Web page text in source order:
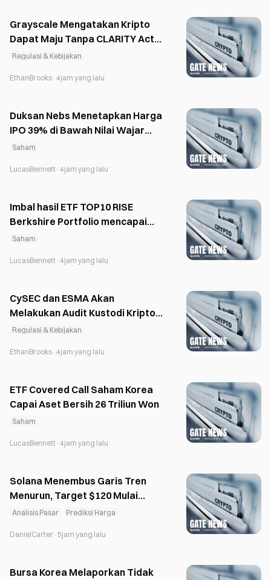
Grayscale Mengatakan Kripto
Dapat Maju Tanpa CLARITY Act
pada 2026
Regulasi & Kebijakan
EthanBrooks · 4jam yang lalu
Duksan Nebs Menetapkan Harga
IPO 39% di Bawah Nilai Wajar
setelah Peninjauan Pencatatan
Saham
LucasBennett · 4jam yang lalu
Imbal hasil ETF TOP10 RISE
Berkshire Portfolio mencapai
7,51% sejak awal tahun berkat
bernilai AS
Saham
LucasBennett · 4jam yang lalu
CySEC dan ESMA Akan
Melakukan Audit Kustodi Kripto
di Seluruh Siprus Mulai Paruh
Regulasi & Kebijakan
EthanBrooks · 4jam yang lalu
ETF Covered Call Saham Korea
Capai Aset Bersih 26 Triliun Won
Saham
LucasBennett · 4jam yang lalu
Solana Menembus Garis Tren
Menurun, Target $120 Mulai
Terlihat
Analisis Pasar Prediksi Harga
DanielCarter · 5jam yang lalu
Bursa Korea Melaporkan Tidak